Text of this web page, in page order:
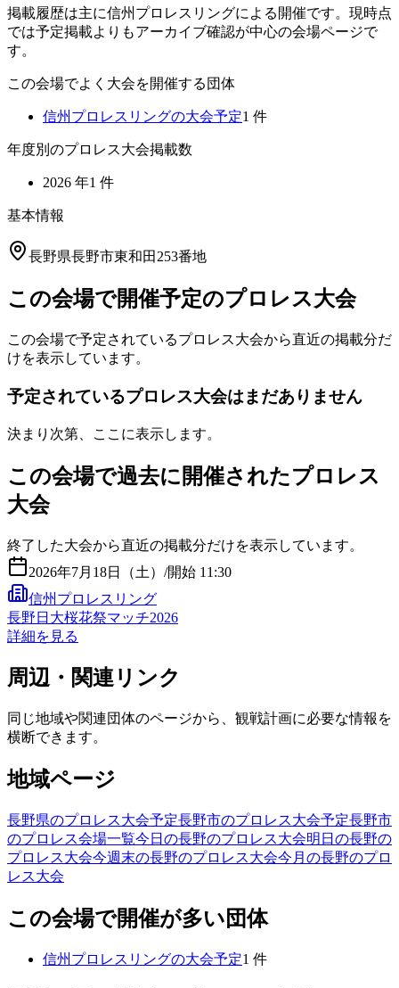
掲載履歴は主に信州プロレスリングによる開催です。現時点
では予定掲載よりもアーカイブ確認が中心の会場ページで
す。
この会場でよく大会を開催する団体
信州プロレスリングの大会予定1 件
年度別のプロレス大会掲載数
2026 年1 件
基本情報
長野県長野市東和田253番地
この会場で開催予定のプロレス大会
この会場で予定されているプロレス大会から直近の掲載分だ
けを表示しています。
予定されているプロレス大会はまだありません
決まり次第、ここに表示します。
この会場で過去に開催されたプロレス
大会
終了した大会から直近の掲載分だけを表示しています。
2026年7月18日（土） /開始 11:30
信州プロレスリング
長野日大桜花祭マッチ2026
詳細を見る
周辺・関連リンク
同じ地域や関連団体のページから、観戦計画に必要な情報を
横断できます。
地域ページ
長野県のプロレス大会予定長野市のプロレス大会予定長野市
のプロレス会場一覧今日の長野のプロレス大会明日の長野の
プロレス大会今週末の長野のプロレス大会今月の長野のプロ
レス大会
この会場で開催が多い団体
信州プロレスリングの大会予定1 件